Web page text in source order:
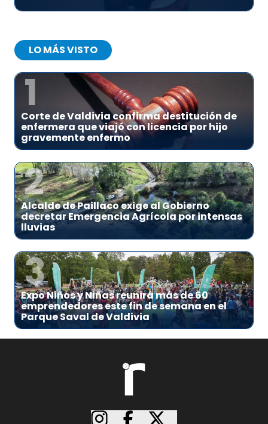
LO MÁS VISTO
1
Corte de Valdivia confirma destitución de
enfermera que viajó con licencia por hijo
gravemente enfermo
2
Alcalde de Paillaco exige al Gobierno
decretar Emergencia Agrícola por intensas
lluvias
3
Expo Niños y Niñas reunirá más de 60
emprendedores este fin de semana en el
Parque Saval de Valdivia